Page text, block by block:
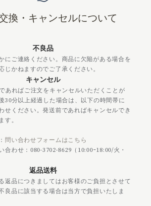
換・キャンセルについて
不良品
にご連絡ください。商品に欠陥がある場合を
じかねますのでご了承ください。
キャンセル
あればご注文をキャンセルいただくことが
30分以上経過した場合は、以下の時間帯に
せください。発送前であればキャンセルでき
す。
問い合わせフォームはこちら
合わせ：080-3702-8629（10:00ｰ18:00/火・
返品送料
返品につきましてはお客様のご負担とさせて
良品に該当する場合は当方で負担いたしま